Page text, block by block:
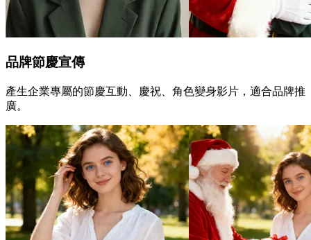
品牌節慶宣傳
產生企業專屬的節慶互動、慶祝、角色變身影片，適合品牌推
廣。